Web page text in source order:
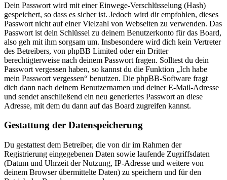
Dein Passwort wird mit einer Einwege-Verschlüsselung (Hash)
gespeichert, so dass es sicher ist. Jedoch wird dir empfohlen, dieses
Passwort nicht auf einer Vielzahl von Webseiten zu verwenden. Das
Passwort ist dein Schlüssel zu deinem Benutzerkonto für das Board,
also geh mit ihm sorgsam um. Insbesondere wird dich kein Vertreter
des Betreibers, von phpBB Limited oder ein Dritter
berechtigterweise nach deinem Passwort fragen. Solltest du dein
Passwort vergessen haben, so kannst du die Funktion „Ich habe
mein Passwort vergessen“ benutzen. Die phpBB-Software fragt
dich dann nach deinem Benutzernamen und deiner E-Mail-Adresse
und sendet anschließend ein neu generiertes Passwort an diese
Adresse, mit dem du dann auf das Board zugreifen kannst.
Gestattung der Datenspeicherung
Du gestattest dem Betreiber, die von dir im Rahmen der
Registrierung eingegebenen Daten sowie laufende Zugriffsdaten
(Datum und Uhrzeit der Nutzung, IP-Adresse und weitere von
deinem Browser übermittelte Daten) zu speichern und für den